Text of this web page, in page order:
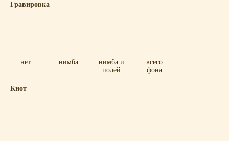
Гравировка
нет нимба
нимба и
полей
всего
фона
Киот